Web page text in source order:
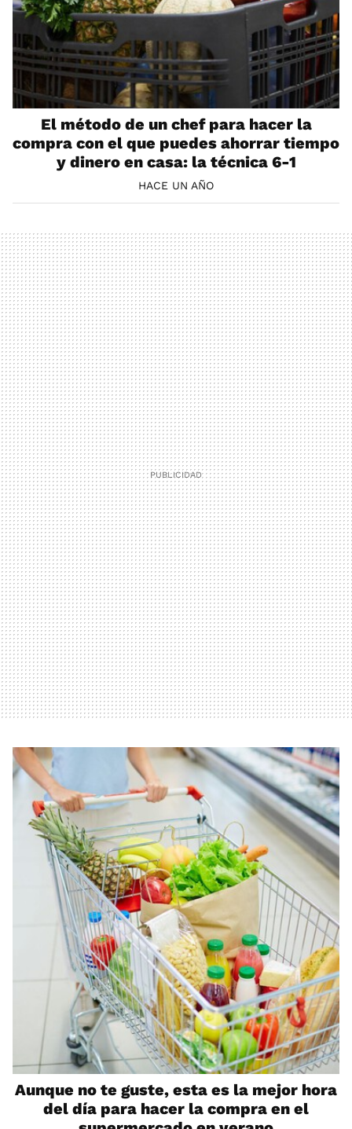
El método de un chef para hacer la
compra con el que puedes ahorrar tiempo
y dinero en casa: la técnica 6-1
HACE UN AÑO
Aunque no te guste, esta es la mejor hora
del día para hacer la compra en el